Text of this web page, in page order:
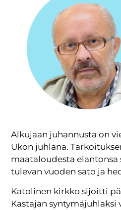
Alkujaan juhannusta on
Ukon juhlana.
maataloudesta elantonsa
tulevan vuoden sato ja
Katolinen kirkko sijoitti
Kastajan syntymäjuhlaksi